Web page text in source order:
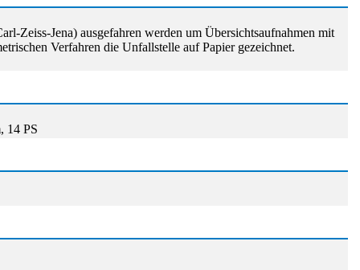
Zeiss-Jena) ausgefahren werden um Übersichtsaufnahmen mit
Verfahren die Unfallstelle auf Papier gezeichnet.
14 PS